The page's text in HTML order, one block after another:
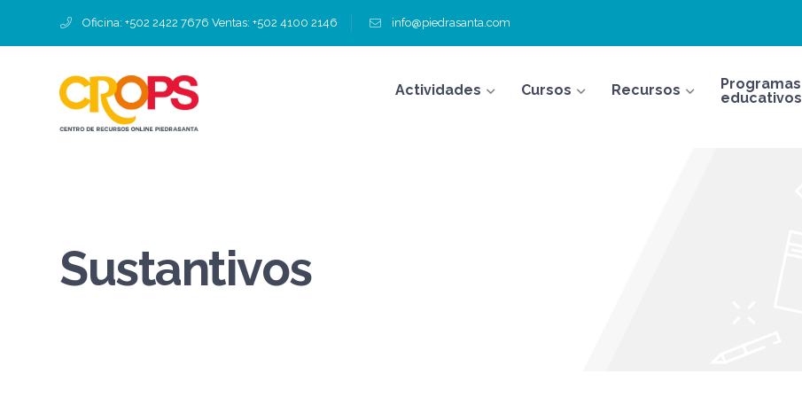
Oficina: +502 2422 7676 Ventas: +502 4100 2146 info@piedrasanta.com
Actividades Cursos Recursos
Programas
educativos
Sustantivos